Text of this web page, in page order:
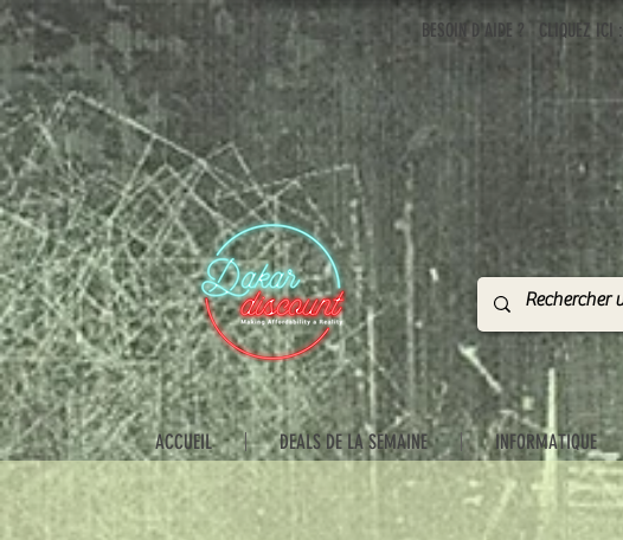
BESOIN D'AIDE ? CLIQUEZ ICI :
ACCUEIL DEALS DE LA SEMAINE INFORMATIQUE